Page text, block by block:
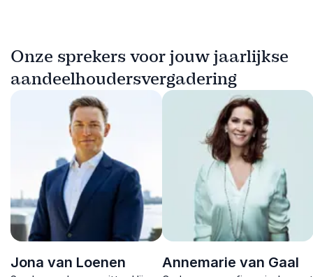
Onze sprekers voor jouw jaarlijkse
aandeelhoudersvergadering
Jona van Loenen Annemarie van Gaal